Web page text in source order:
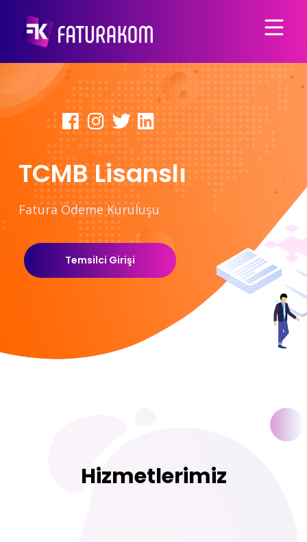
TCMB Lisanslı
Fatura Ödeme Kuruluşu
Temsilci Girişi
Hizmetlerimiz